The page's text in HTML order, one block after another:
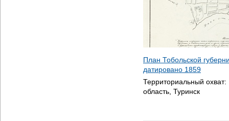
План Тобольской
датировано 1859
Территориальный охват:
область, Туринск